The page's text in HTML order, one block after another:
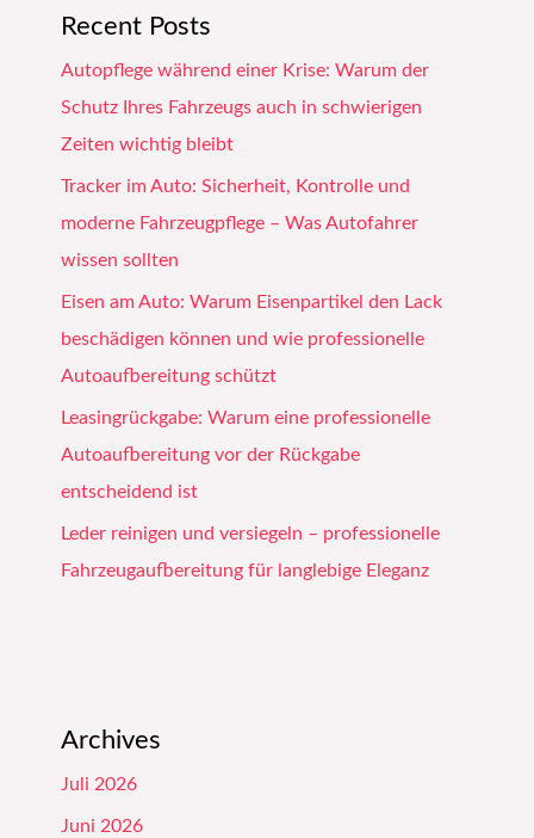
Recent Posts
Autopflege während einer Krise: Warum der
Schutz Ihres Fahrzeugs auch in schwierigen
Zeiten wichtig bleibt
Tracker im Auto: Sicherheit, Kontrolle und
moderne Fahrzeugpflege – Was Autofahrer
wissen sollten
Eisen am Auto: Warum Eisenpartikel den Lack
beschädigen können und wie professionelle
Autoaufbereitung schützt
Leasingrückgabe: Warum eine professionelle
Autoaufbereitung vor der Rückgabe
entscheidend ist
Leder reinigen und versiegeln – professionelle
Fahrzeugaufbereitung für langlebige Eleganz
Archives
Juli 2026
Juni 2026